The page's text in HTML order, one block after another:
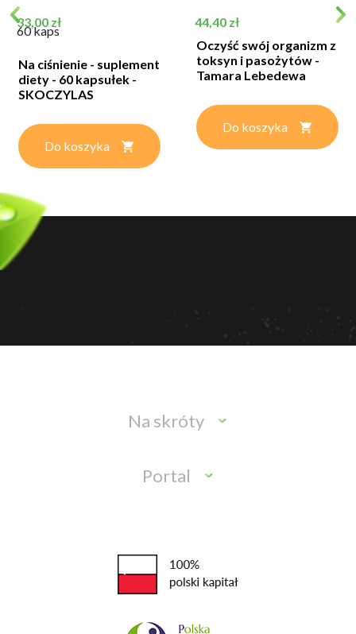
Cena
33,00 zł
60 kaps
Na ciśnienie - suplement
diety - 60 kapsułek -
SKOCZYLAS
Do koszyka
Cena
44,40 zł
Oczyść swój organizm z
toksyn i pasożytów -
Tamara Lebedewa
Do koszyka
Na skróty
Portal